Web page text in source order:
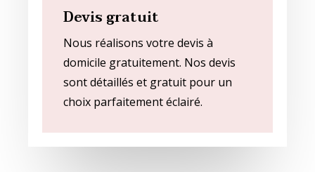
Devis gratuit
Nous réalisons votre devis à
domicile gratuitement. Nos devis
sont détaillés et gratuit pour un
choix parfaitement éclairé.